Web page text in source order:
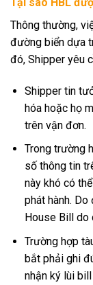
Thông thường,
đường biển dựa
đó, Shipper yêu
Shipper tin
hóa hoặc họ
trên vận đơn.
Trong trường
số thông tin
này khó có
phát hành.
House Bill do
Trường hợp
bắt phải ghi
nhận ký lùi